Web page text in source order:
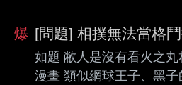
爆 [問題] 相撲無法當格
如題 敝人是沒有看火之
漫畫 類似網球王子、黑